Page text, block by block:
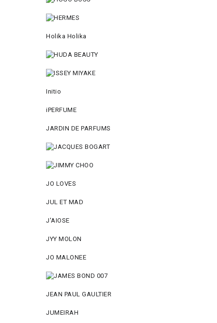
Holika Holika
Initio
iPERFUME
JARDIN DE PARFUMS
JO LOVES
JUL ET MAD
J'AIOSE
JYY МОLON
JO MАLОNEE
JEAN PAUL GAULTIER
JUMEIRAH